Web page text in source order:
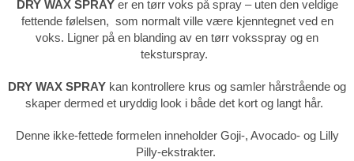
DRY WAX SPRAY er en tørr voks på spray – uten den veldige
fettende følelsen, som normalt ville være kjenntegnet ved en
voks. Ligner på en blanding av en tørr voksspray og en
teksturspray.
DRY WAX SPRAY kan kontrollere krus og samler hårstrående og
skaper dermed et uryddig look i både det kort og langt hår.
Denne ikke-fettede formelen inneholder Goji-, Avocado- og Lilly
Pilly-ekstrakter.